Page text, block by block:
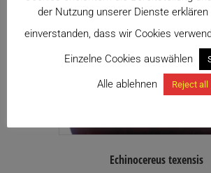
Echinocereus texensis
der Nutzung unserer Dienste
einverstanden, dass wir Cookies
Einzelne Cookies auswählen
Alle ablehnen Reject all